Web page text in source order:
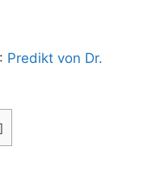
: Predikt von Dr.
]